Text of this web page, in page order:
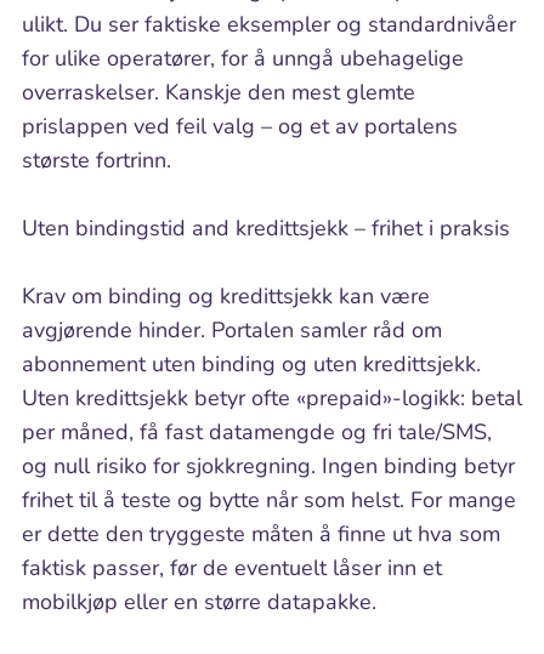
ulikt. Du ser faktiske eksempler og standardnivåer
for ulike operatører, for å unngå ubehagelige
overraskelser. Kanskje den mest glemte
prislappen ved feil valg – og et av portalens
største fortrinn.
Uten bindingstid and kredittsjekk – frihet i praksis
Krav om binding og kredittsjekk kan være
avgjørende hinder. Portalen samler råd om
abonnement uten binding og uten kredittsjekk.
Uten kredittsjekk betyr ofte «prepaid»-logikk: betal
per måned, få fast datamengde og fri tale/SMS,
og null risiko for sjokkregning. Ingen binding betyr
frihet til å teste og bytte når som helst. For mange
er dette den tryggeste måten å finne ut hva som
faktisk passer, før de eventuelt låser inn et
mobilkjøp eller en større datapakke.